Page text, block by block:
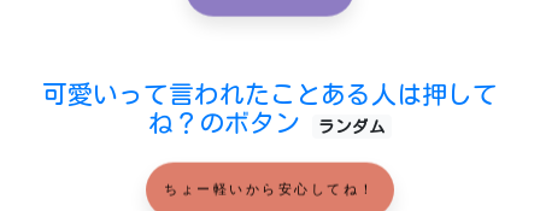
可愛いって言われたことある人は押して
ね？のボタン
ランダム
ちょー軽いから安心してね！